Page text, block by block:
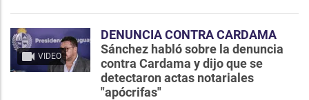
VIDEO
DENUNCIA CONTRA CARDAMA
Sánchez habló sobre la denuncia
contra Cardama y dijo que se
detectaron actas notariales
"apócrifas"